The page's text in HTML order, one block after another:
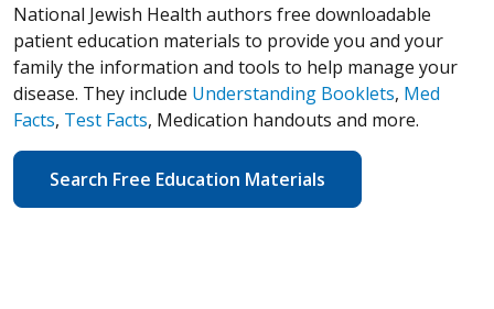
National Jewish Health authors free downloadable
patient education materials to provide you and your
family the information and tools to help manage your
disease. They include Understanding Booklets, Med
Facts, Test Facts, Medication handouts and more.
Search Free Education Materials